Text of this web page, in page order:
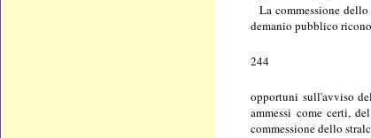
La commessione
demanio pubblico
244
opportuni sull'avviso
ammessi come certi,
commessione dello